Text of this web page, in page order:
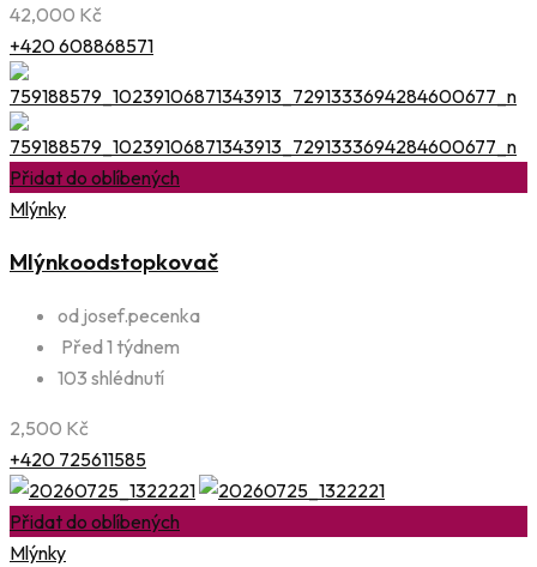
42,000 Kč
+420 608868571
Přidat do oblíbených
Mlýnky
Mlýnkoodstopkovač
od josef.pecenka
Před 1 týdnem
103 shlédnutí
2,500 Kč
+420 725611585
Přidat do oblíbených
Mlýnky